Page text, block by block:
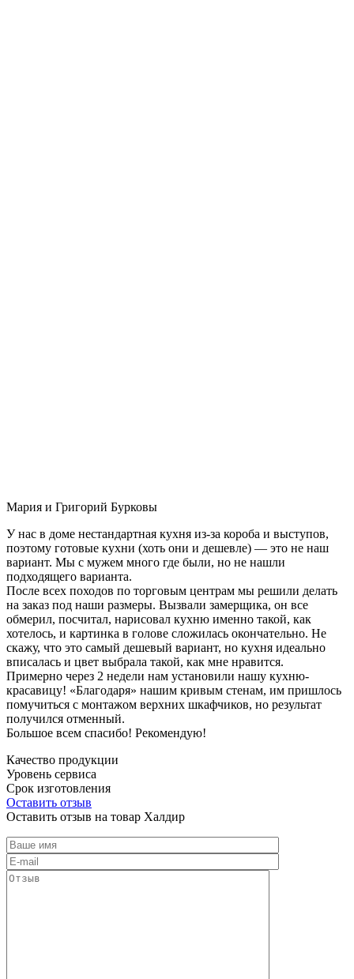
Мария и Григорий Бурковы
У нас в доме нестандартная кухня из-за короба и выступов,
поэтому готовые кухни (хоть они и дешевле) — это не наш
вариант. Мы с мужем много где были, но не нашли
подходящего варианта.
После всех походов по торговым центрам мы решили делать
на заказ под наши размеры. Вызвали замерщика, он все
обмерил, посчитал, нарисовал кухню именно такой, как
хотелось, и картинка в голове сложилась окончательно. Не
скажу, что это самый дешевый вариант, но кухня идеально
вписалась и цвет выбрала такой, как мне нравится.
Примерно через 2 недели нам установили нашу кухню-
красавицу! «Благодаря» нашим кривым стенам, им пришлось
помучиться с монтажом верхних шкафчиков, но результат
получился отменный.
Большое всем спасибо! Рекомендую!
Качество продукции
Уровень сервиса
Срок изготовления
Оставить отзыв
Оставить отзыв на товар Халдир